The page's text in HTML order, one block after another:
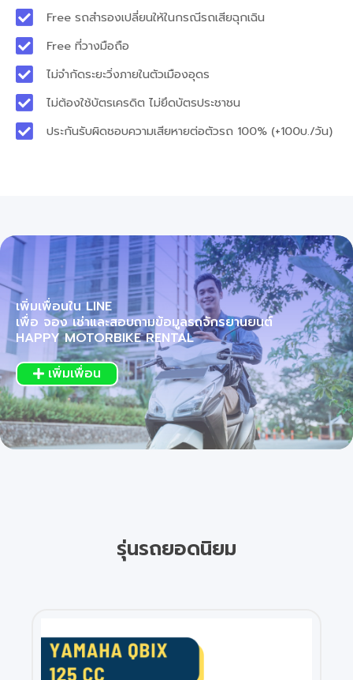
Free รถสำรองเปลี่ยนให้ในกรณีรถเสียฉุกเฉิน
Free ที่วางมือถือ
ไม่จำกัดระยะวิ่งภายในตัวเมืองอุดร
ไม่ต้องใช้บัตรเครดิต ไม่ยึดบัตรประชาชน
ประกันรับผิดชอบความเสียหายต่อตัวรถ 100% (+100บ./วัน)
เพิ่มเพื่อนใน LINE
เพื่อ จอง เช่าและสอบถามข้อมูลรถจักรยานยนต์
HAPPY MOTORBIKE RENTAL
เพิ่มเพื่อน
รุ่นรถยอดนิยม